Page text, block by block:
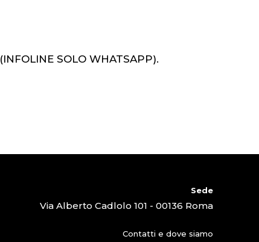
(INFOLINE SOLO WHATSAPP).
Sede
Via Alberto Cadlolo 101 - 00136 Roma
Contatti e dove siamo